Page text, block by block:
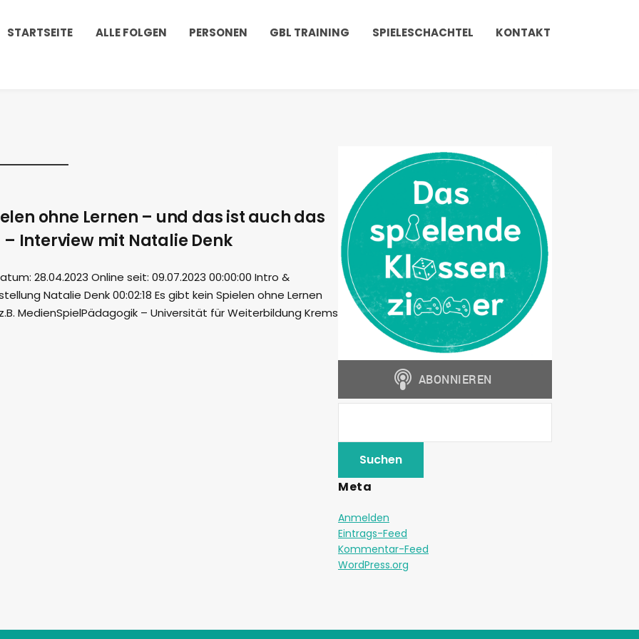
STARTSEITE ALLE FOLGEN PERSONEN GBL TRAINING SPIELESCHACHTEL KONTAKT
ohne Lernen – und das ist auch das
– Interview mit Natalie Denk
28.04.2023 Online seit: 09.07.2023 00:00:00 Intro &
Natalie Denk 00:02:18 Es gibt kein Spielen ohne Lernen
MedienSpielPädagogik – Universität für Weiterbildung Krems
Meta
Anmelden
Eintrags-Feed
Kommentar-Feed
WordPress.org